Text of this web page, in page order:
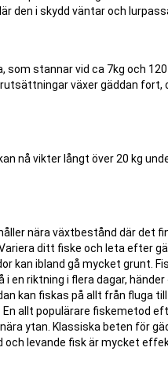
den i skydd väntar och
stannar vid ca 7kg och
växer gäddan fort,
nå vikter långt över 20 kg
nära växtbestånd där det
ditt fiske och leta efter
kan ibland gå mycket grunt.
en riktning i flera dagar,
kan fiskas på allt från fluga
allt populärare fiskemetod
ytan. Klassiska beten för
och levande fisk är mycket